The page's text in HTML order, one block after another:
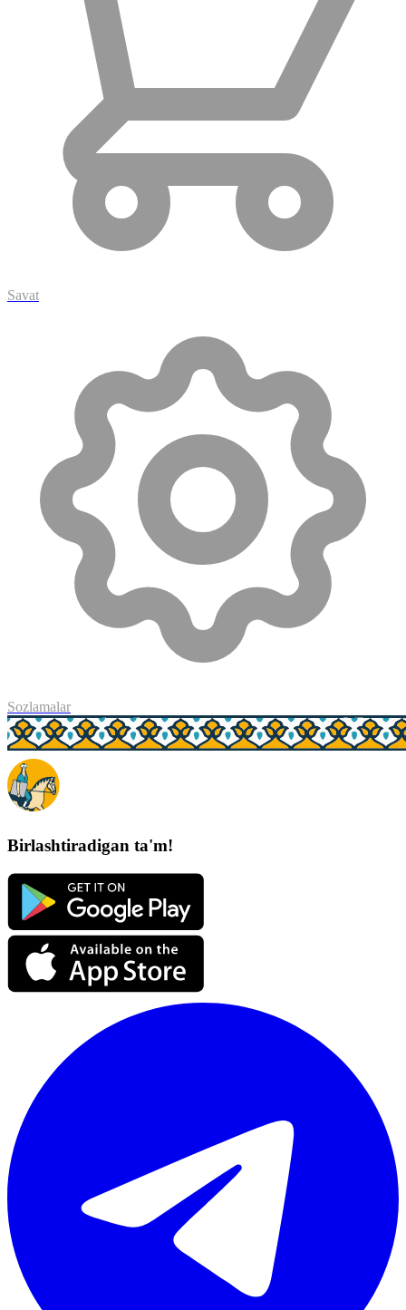
Savat
Sozlamalar
Birlashtiradigan ta'm!